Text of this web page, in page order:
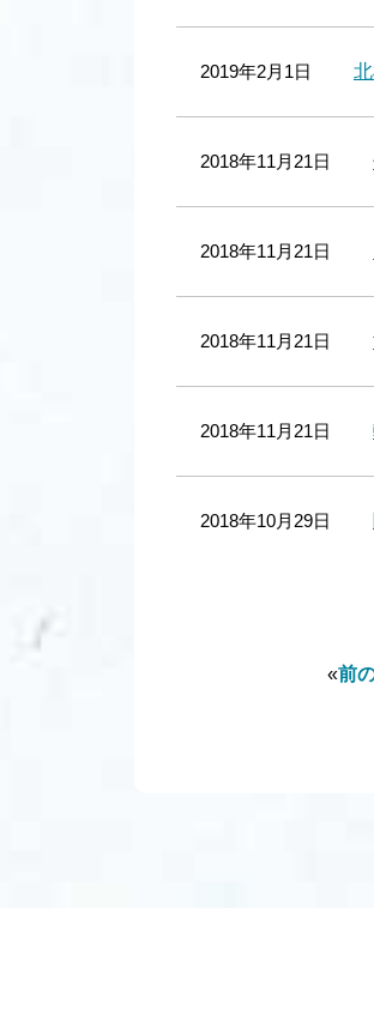
2019年2月1日
2018年11月21日
2018年11月21日
2018年11月21日
2018年11月21日
2018年10月29日
«前